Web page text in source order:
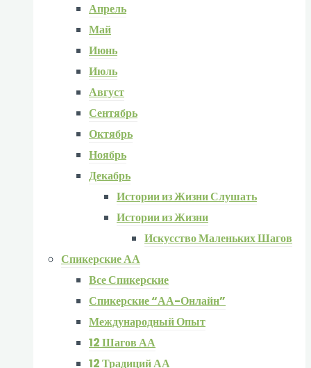
Апрель
Май
Июнь
Июль
Август
Сентябрь
Октябрь
Ноябрь
Декабрь
Истории из Жизни Слушать
Истории из Жизни
Искусство Маленьких Шагов
Спикерские АА
Все Спикерские
Спикерские “АА-Онлайн”
Международный Опыт
12 Шагов АА
12 Традиций АА